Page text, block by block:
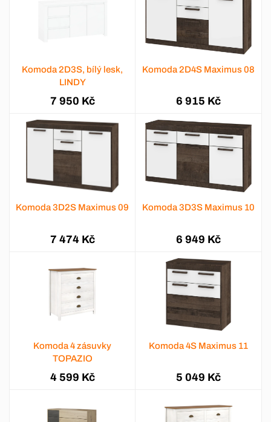
Komoda 2D3S, bílý lesk,
LINDY
7 950 Kč
Komoda 2D4S Maximus 08
6 915 Kč
Komoda 3D2S Maximus 09
7 474 Kč
Komoda 3D3S Maximus 10
6 949 Kč
Komoda 4 zásuvky
TOPAZIO
4 599 Kč
Komoda 4S Maximus 11
5 049 Kč